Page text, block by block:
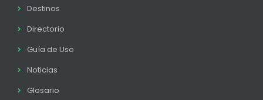
Destinos
Directorio
Guía de Uso
Noticias
Glosario